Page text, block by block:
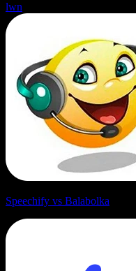
lwn
Speechify vs Balabolka